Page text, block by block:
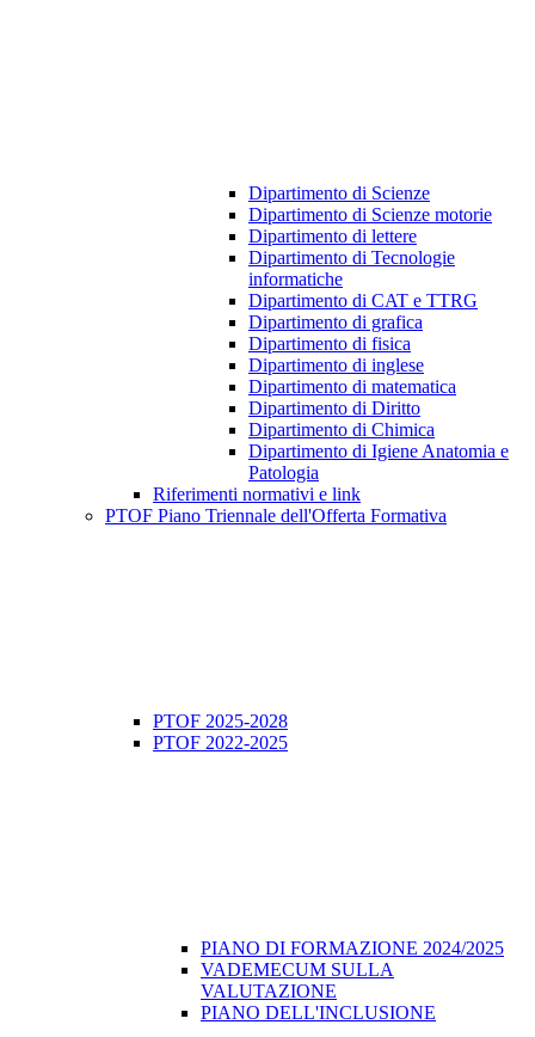
Dipartimento di Scienze
Dipartimento di Scienze motorie
Dipartimento di lettere
Dipartimento di Tecnologie
informatiche
Dipartimento di CAT e TTRG
Dipartimento di grafica
Dipartimento di fisica
Dipartimento di inglese
Dipartimento di matematica
Dipartimento di Diritto
Dipartimento di Chimica
Dipartimento di Igiene Anatomia e
Patologia
Riferimenti normativi e link
PTOF Piano Triennale dell'Offerta Formativa
PTOF 2025-2028
PTOF 2022-2025
PIANO DI FORMAZIONE 2024/2025
VADEMECUM SULLA
VALUTAZIONE
PIANO DELL'INCLUSIONE